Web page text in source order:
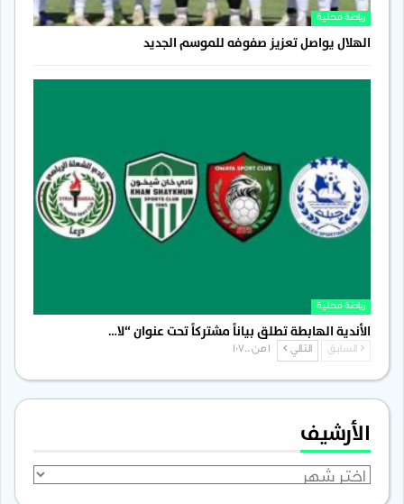
رياضة محلية
الهلال يواصل تعزيز صفوفه للموسم الجديد
رياضة محلية
الأندية الهابطة تطلق بياناً مشتركاً تحت عنوان “لا…
السابق التالي
الأرشيف
الأرشيف